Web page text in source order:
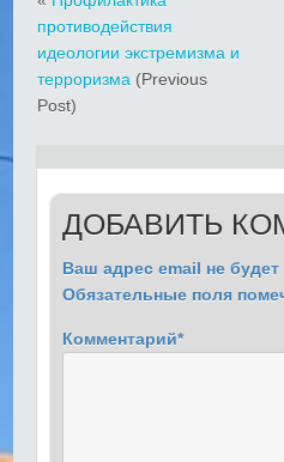
противодействия
идеологии экстремизма и
терроризма (Previous
Post)
ДОБАВИТЬ
Ваш адрес email не будет
Обязательные поля
Комментарий*